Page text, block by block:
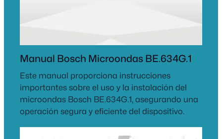
Manual Bosch Microondas BE.634G.1
Este manual proporciona instrucciones
importantes sobre el uso y la instalación del
microondas Bosch BE.634G.1, asegurando una
operación segura y eficiente del dispositivo.